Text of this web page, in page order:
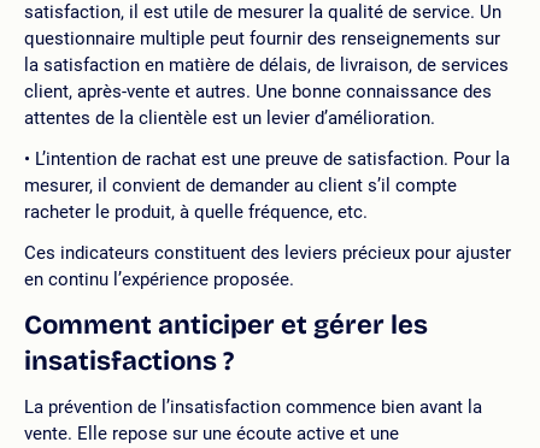
satisfaction, il est utile de mesurer la qualité de service. Un
questionnaire multiple peut fournir des renseignements sur
la satisfaction en matière de délais, de livraison, de services
client, après-vente et autres. Une bonne connaissance des
attentes de la clientèle est un levier d’amélioration.
L’intention de rachat est une preuve de satisfaction. Pour la
mesurer, il convient de demander au client s’il compte
racheter le produit, à quelle fréquence, etc.
Ces indicateurs constituent des leviers précieux pour ajuster
en continu l’expérience proposée.
Comment anticiper et gérer les
insatisfactions ?
La prévention de l’insatisfaction commence bien avant la
vente. Elle repose sur une écoute active et une